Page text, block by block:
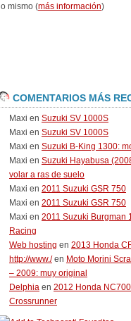
lo mismo (más información)
COMENTARIOS MÁS
Maxi en Suzuki SV 1000S
Maxi en Suzuki SV 1000S
Maxi en Suzuki B-King 1300:
Maxi en Suzuki Hayabusa
volar a ras de suelo
Maxi en 2011 Suzuki GSR 750
Maxi en 2011 Suzuki GSR 750
Maxi en 2011 Suzuki Burgman
Racing
Web hosting en 2013 Honda
http://www./en Moto Morini
– 2009: muy original
Delphia en 2012 Honda
Crossrunner